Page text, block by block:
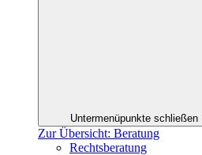
Untermenüpunkte schließen
Zur Übersicht: Beratung
Rechtsberatung